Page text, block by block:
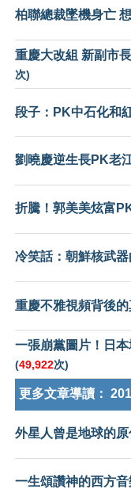
柏聯總裁墜機身亡
重慶大改組 新副市
次)
段子：PK中石化和
劉曉慶逆生長PK老
折騰！郭美美炫富
冷笑話：朝鮮核武
重慶不雅視頻背後
一張崩黨圖片！日
(49,922次)
更多文章導讀：
外星人曾是地球的
一生頌讚神的西方